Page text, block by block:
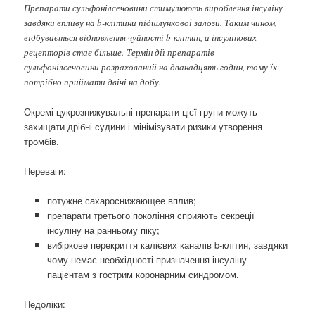
Препарати сульфонілсечовини стимулюють вироблення інсуліну
завдяки впливу на b-клітини підшлункової залози. Таким чином,
відбувається відновлення чуйності b-клітин, а інсулінових
рецепторів стає більше. Термін дії препаратів
сульфонілсечовини розрахований на дванадцять годин, тому їх
потрібно приймати двічі на добу.
Окремі цукрознижувальні препарати цієї групи можуть
захищати дрібні судини і мінімізувати ризики утворення
тромбів.
Переваги:
потужне сахароснижающее вплив;
препарати третього покоління сприяють секреції
інсуліну на ранньому піку;
вибіркове перекриття калієвих каналів b-клітин, завдяки
чому немає необхідності призначення інсуліну
пацієнтам з гострим коронарним синдромом.
Недоліки: